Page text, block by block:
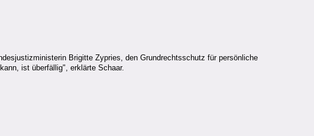
Brigitte Zypries, den Grundrechtsschutz für persönliche
ist überfällig", erklärte Schaar.